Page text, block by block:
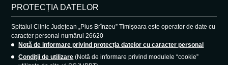
PROTECȚIA DATELOR
Spitalul Clinic Județean „Pius Brînzeu” Timișoara este operator de date cu
caracter personal numărul 26620
Notă de informare privind protecția datelor cu caracter personal
Condiții de utilizare (Notă de informare privind modulele “cookie”